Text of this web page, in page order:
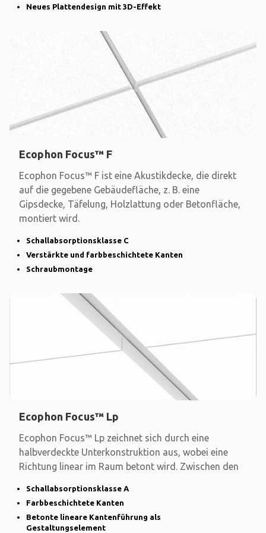
Neues Plattendesign mit 3D-Effekt
Ecophon Focus™ F
Ecophon Focus™ F ist eine Akustikdecke, die direkt
auf die gegebene Gebäudefläche, z. B. eine
Gipsdecke, Täfelung, Holzlattung oder Betonfläche,
montiert wird.
Schallabsorptionsklasse C
Verstärkte und farbbeschichtete Kanten
Schraubmontage
Ecophon Focus™ Lp
Ecophon Focus™ Lp zeichnet sich durch eine
halbverdeckte Unterkonstruktion aus, wobei eine
Richtung linear im Raum betont wird. Zwischen den
Schallabsorptionsklasse A
Farbbeschichtete Kanten
Betonte lineare Kantenführung als
Gestaltungselement